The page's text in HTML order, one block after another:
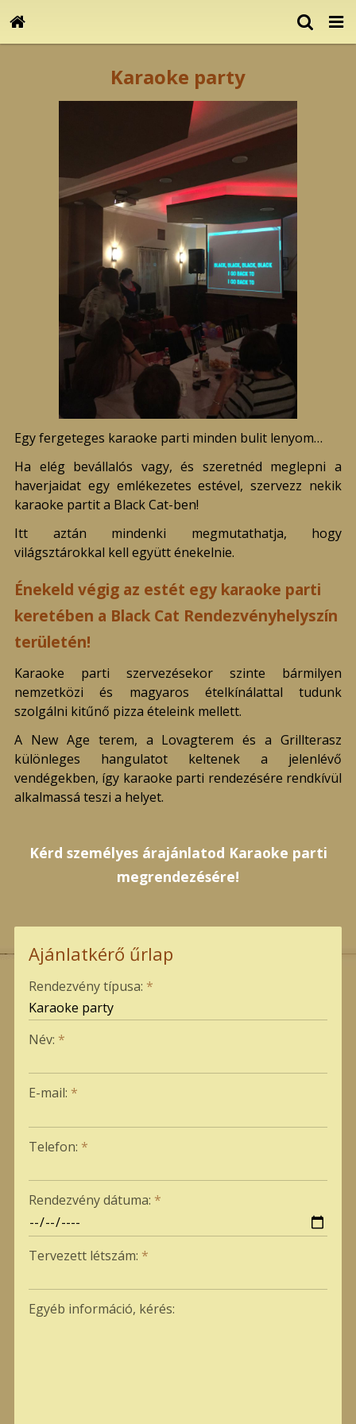
Karaoke party
Egy fergeteges karaoke parti minden bulit lenyom…
Ha elég bevállalós vagy, és szeretnéd meglepni a
haverjaidat egy emlékezetes estével, szervezz nekik
karaoke partit a Black Cat-ben!
Itt aztán mindenki megmutathatja, hogy
világsztárokkal kell együtt énekelnie.
Énekeld végig az estét egy karaoke parti
keretében a Black Cat Rendezvényhelyszín
területén!
Karaoke parti szervezésekor szinte bármilyen
nemzetközi és magyaros ételkínálattal tudunk
szolgálni kitűnő pizza ételeink mellett.
A New Age terem, a Lovagterem és a Grillterasz
különleges hangulatot keltenek a jelenlévő
vendégekben, így karaoke parti rendezésére rendkívül
alkalmassá teszi a helyet.
Kérd személyes árajánlatod Karaoke parti
megrendezésére!
Ajánlatkérő űrlap
-
-
Rendezvény típusa: *
Név: *
E-mail: *
Telefon: *
Rendezvény dátuma: *
Tervezett létszám: *
Egyéb információ, kérés: